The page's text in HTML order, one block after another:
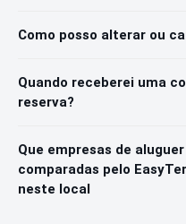
Como posso alterar ou
Quando receberei uma
reserva?
Que empresas de
comparadas pelo
neste local